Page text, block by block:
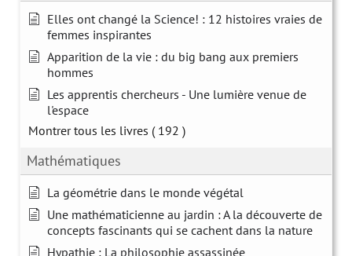
Elles ont changé la Science! : 12 histoires vraies de
femmes inspirantes
Apparition de la vie : du big bang aux premiers
hommes
Les apprentis chercheurs - Une lumière venue de
l'espace
Montrer tous les livres ( 192 )
Mathématiques
La géométrie dans le monde végétal
Une mathématicienne au jardin : A la découverte de
concepts fascinants qui se cachent dans la nature
Hypathie : La philosophie assassinée